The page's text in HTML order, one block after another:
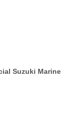
Suzuki Marine